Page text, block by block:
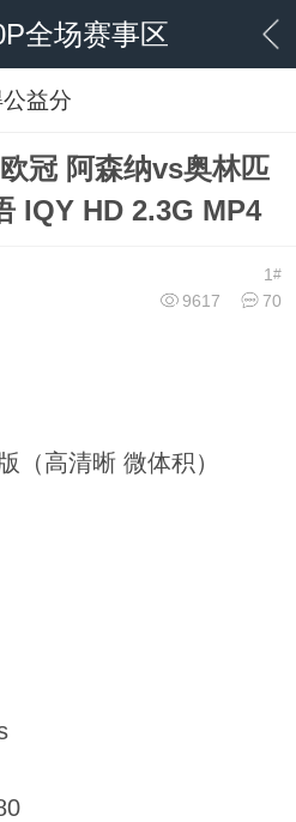
全场赛事区
益分
冠 阿森纳vs奥林匹
IQY HD 2.3G MP4
1#
9617
70
（高清晰 微体积）